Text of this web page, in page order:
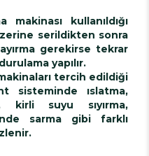
makinası kullanıldığı
serildikten sonra
gerekirse tekrar
yapılır.
tercih edildiği
sisteminde ıslatma,
kirli suyu sıyırma,
sarma gibi farklı